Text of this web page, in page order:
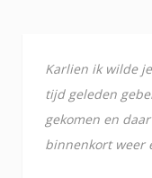
Karlien ik wilde
tijd geleden
gekomen en
binnenkort weer